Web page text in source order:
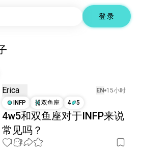
登录
Erica EN 15小时
INFP
双鱼座 4 5
4w5和双鱼座对于INFP来说
常见吗？
1 2